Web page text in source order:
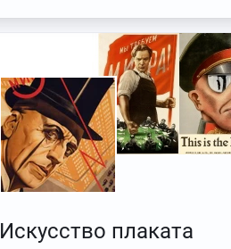
Искусство плаката